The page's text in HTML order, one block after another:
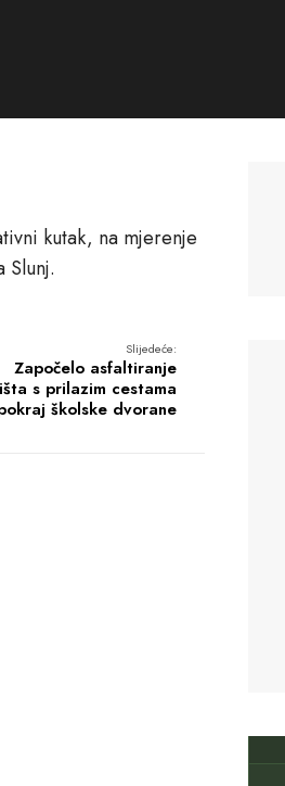
kutak, na mjerenje
Slijedeće:
Započelo asfaltiranje
s prilazim cestama
školske dvorane